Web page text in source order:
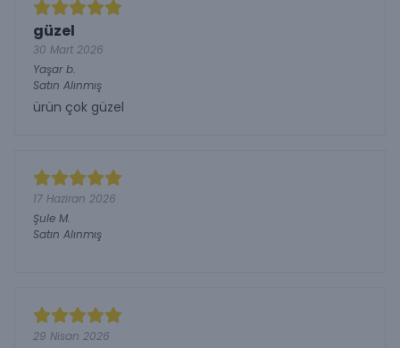
güzel
30 Mart 2026
Yaşar b.
Satın Alınmış
ürün çok güzel
17 Haziran 2026
Şule M.
Satın Alınmış
29 Nisan 2026